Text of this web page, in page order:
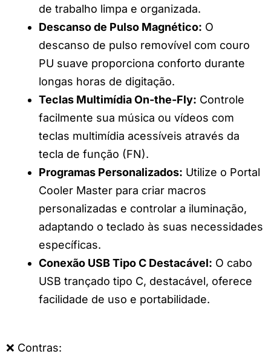
de trabalho limpa e organizada.
Descanso de Pulso Magnético: O
descanso de pulso removível com couro
PU suave proporciona conforto durante
longas horas de digitação.
Teclas Multimídia On-the-Fly: Controle
facilmente sua música ou vídeos com
teclas multimídia acessíveis através da
tecla de função (FN).
Programas Personalizados: Utilize o Portal
Cooler Master para criar macros
personalizadas e controlar a iluminação,
adaptando o teclado às suas necessidades
específicas.
Conexão USB Tipo C Destacável: O cabo
USB trançado tipo C, destacável, oferece
facilidade de uso e portabilidade.
❌ Contras: